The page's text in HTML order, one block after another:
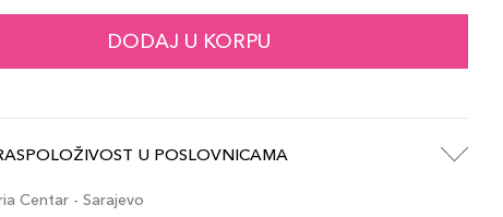
DODAJ U KORPU
U POSLOVNICAMA
Centar - Sarajevo